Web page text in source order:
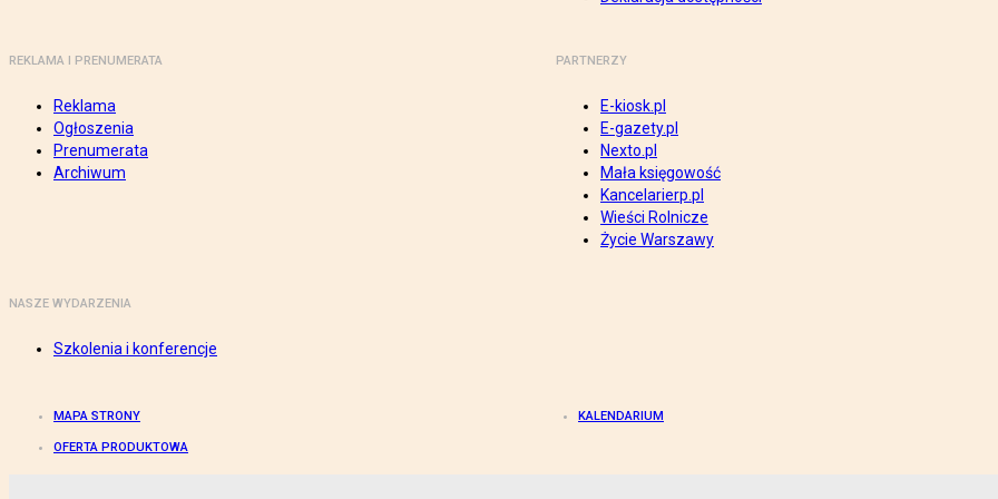
REKLAMA I PRENUMERATA
Reklama
Ogłoszenia
Prenumerata
Archiwum
PARTNERZY
E-kiosk.pl
E-gazety.pl
Nexto.pl
Mała księgowość
Kancelarierp.pl
Wieści Rolnicze
Życie Warszawy
NASZE WYDARZENIA
Szkolenia i konferencje
MAPA STRONY KALENDARIUM
OFERTA PRODUKTOWA